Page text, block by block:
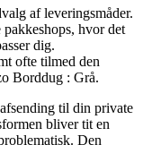
af leveringsmåder.
hvor det
dig.
ofte tilmed den
Borddug : Grå.
til din private
bliver tit en
Den